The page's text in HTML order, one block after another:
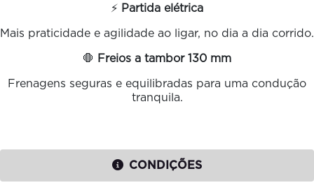
⚡ Partida elétrica
Mais praticidade e agilidade ao ligar, no dia a dia corrido.
🛑 Freios a tambor 130 mm
Frenagens seguras e equilibradas para uma condução
tranquila.
CONDIÇÕES